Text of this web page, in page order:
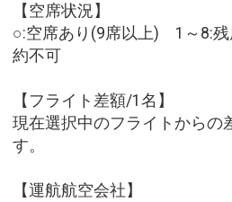
【空席状況】
○:空席あり(9席以上) 1～8:
約不可
【フライト差額/1名】
現在選択中のフライトからの
す。
【運航航空会社】